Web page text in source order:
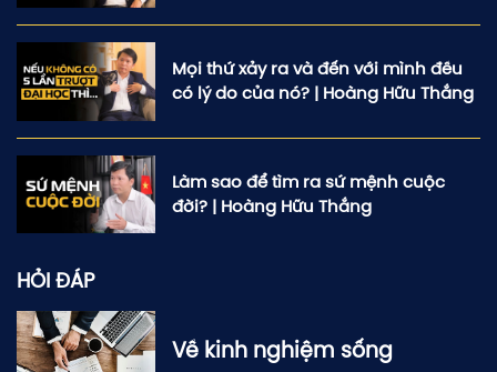
SÁCH HAY
LIÊN HỆ
Mọi thứ xảy ra và đến với mình đều
có lý do của nó? | Hoàng Hữu Thắng
Làm sao để tìm ra sứ mệnh cuộc
đời? | Hoàng Hữu Thắng
HỎI ĐÁP
Về kinh nghiệm sống
Cảm ơn bạn đã gửi câu hỏi đến
hoanghuuthang